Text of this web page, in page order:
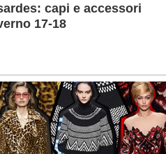
capi e accessori
17-18